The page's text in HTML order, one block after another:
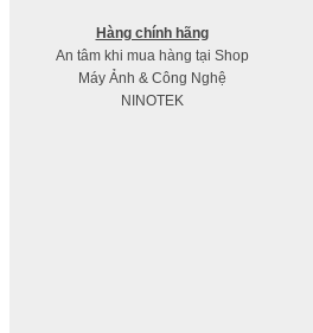
Hàng chính hãng
An tâm khi mua hàng tại Shop
Máy Ảnh & Công Nghệ
NINOTEK